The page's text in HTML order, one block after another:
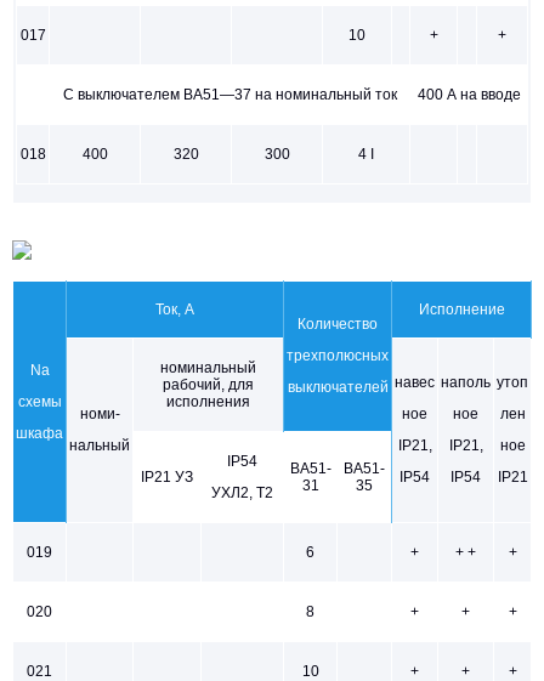
017 10 + +
С выключателем ВА51—37 на номинальный ток 400 А на вводе
018 400 320 300 4 I
Na
схемы
шкафа
Ток, А
Количество
трехполюсных
выключателей
Исполнение
номи-
нальный
номинальный
рабочий, для
исполнения
навес
ное
IP21,
IP54
наполь
ное
IP21,
IP54
утоп
лен
ное
IP21
IP21 УЗ
IP54
УХЛ2, Т2
ВА51-
31
ВА51-
35
019 6 + + + +
020 8 + + +
021 10 + + +